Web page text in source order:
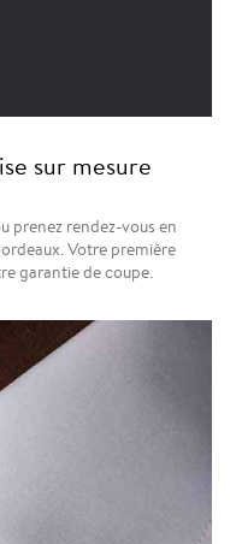
sur mesure
prenez rendez-vous en
Votre première
garantie de coupe.